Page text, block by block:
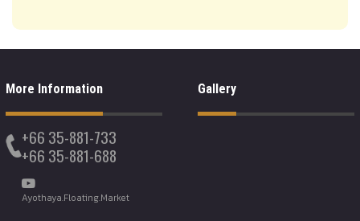
More Information
+66 35-881-733
+66 35-881-688
Ayothaya.Floating.Market
Gallery